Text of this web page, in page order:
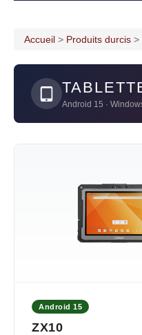
Accueil > Produits durcis >
Android 15 ·
Android 15
ZX10